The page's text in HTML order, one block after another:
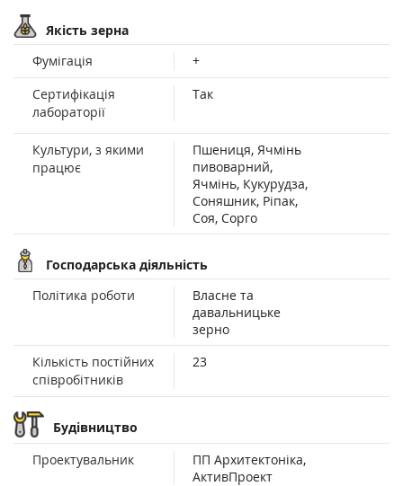
Якість зерна
Фумігація
+
Сертифікація
лабораторії
Так
Культури, з якими
працює
Пшениця, Ячмінь
пивоварний,
Ячмінь, Кукурудза,
Соняшник, Ріпак,
Соя, Сорго
Господарська діяльність
Політика роботи
Власне та
давальницьке
зерно
Кількість постійних
співробітників
23
Будівництво
Проектувальник
ПП Архитектоніка,
АктивПроект